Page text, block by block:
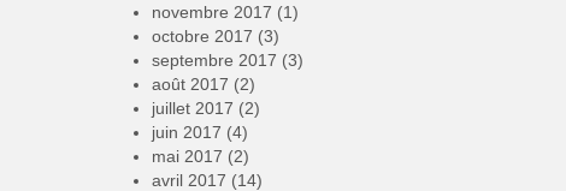
novembre 2017 (1)
octobre 2017 (3)
septembre 2017 (3)
août 2017 (2)
juillet 2017 (2)
juin 2017 (4)
mai 2017 (2)
avril 2017 (14)